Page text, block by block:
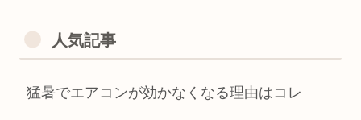
人気記事
猛暑でエアコンが効かなくなる理由はコレ